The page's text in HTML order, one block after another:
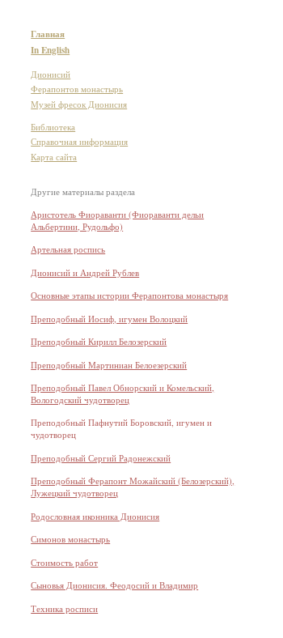
Главная
In English
Дионисий
Ферапонтов монастырь
Музей фресок Дионисия
Библиотека
Справочная информация
Карта сайта
Другие материалы раздела
Аристотель Фиораванти (Фиораванти дельи
Альбертини, Рудольфо)
Артельная роспись
Дионисий и Андрей Рублев
Основные этапы истории Ферапонтова монастыря
Преподобный Иосиф, игумен Волоцкий
Преподобный Кирилл Белозерский
Преподобный Мартиниан Белоезерский
Преподобный Павел Обнорский и Комельский,
Вологодский чудотворец
Преподобный Пафнутий Боровский, игумен и
чудотворец
Преподобный Сергий Радонежский
Преподобный Ферапонт Можайский (Белозерский),
Лужецкий чудотворец
Родословная иконника Дионисия
Симонов монастырь
Стоимость работ
Сыновья Дионисия. Феодосий и Владимир
Техника росписи